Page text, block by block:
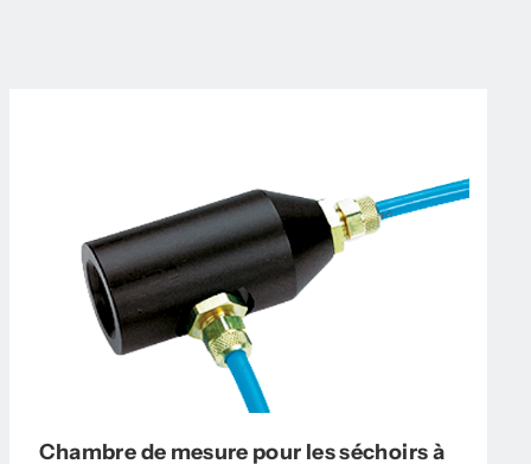
Chambre de mesure pour les séchoirs à